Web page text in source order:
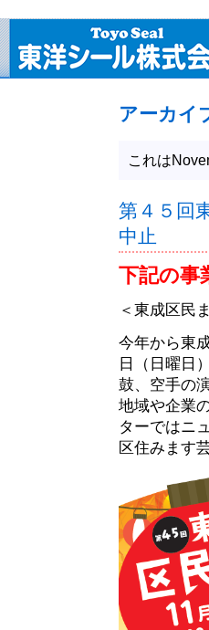
アーカイ
これは
第４５回
中止
下記の事
＜東成区民
今年から東
日（日曜日
鼓、空手の
地域や企業
ターではニ
区住みます